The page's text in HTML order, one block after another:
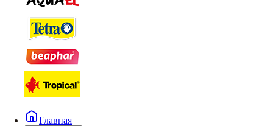
Главная